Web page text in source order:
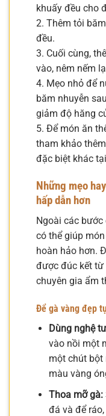
khuấy đều cho
2. Thêm tỏi
đều.
3. Cuối cùng,
vào, nêm nếm
4. Mẹo nhỏ để
băm nhuyễn
giảm độ hăng
5. Để món ăn
tham khảo
đặc biệt khác tại
Những mẹo
hấp dẫn hơn
Ngoài các
có thể giúp
hoàn hảo hơn.
được đúc kết từ
chuyên gia ẩm
Để gà vàng đẹp
Dùng nghệ
vào nồi một
một chút bột
màu vàng
Thoa mỡ gà:
đá và để